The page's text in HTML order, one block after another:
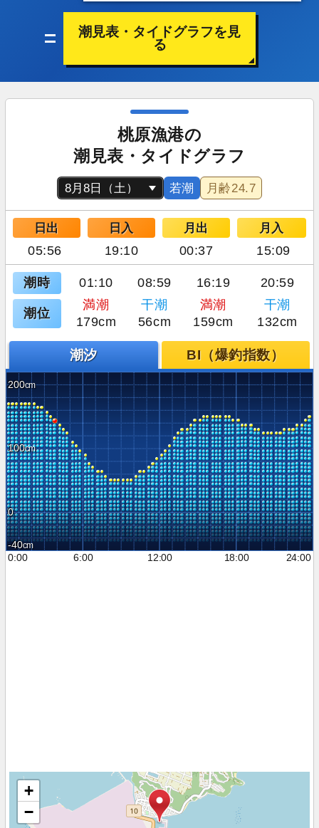
潮見表・タイドグラフを見
る
桃原漁港の
潮見表・タイドグラフ
若潮 月齢24.7
日出 日入 月出 月入
05:56 19:10 00:37 15:09
潮時 01:10 08:59 16:19 20:59
潮位
満潮 干潮 満潮
干潮
179cm
56cm 159cm 132cm
潮汐 BI（爆釣指数）
200
100
0
-40
0:00
6:00 12:00 18:00 24:00
+
−